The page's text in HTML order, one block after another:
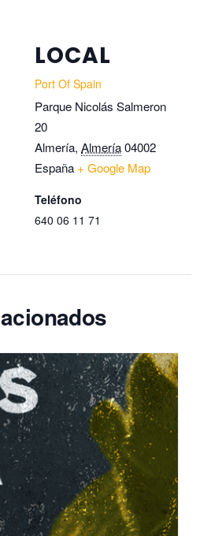
LOCAL
Port Of Spain
Parque Nicolás Salmeron
20
Almería, Almería04002
España + Google Map
Teléfono
640 06 11 71